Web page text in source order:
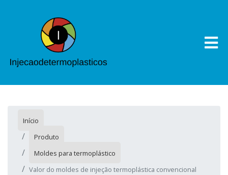
Início
Produto
Moldes para termoplástico
Valor do moldes de injeção termoplástica convencional